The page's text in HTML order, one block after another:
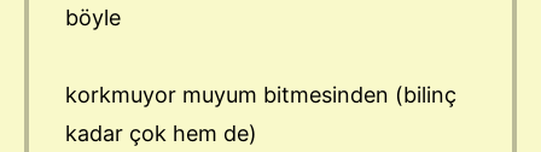
böyle
korkmuyor muyum bitmesinden (bilinç
kadar çok hem de)